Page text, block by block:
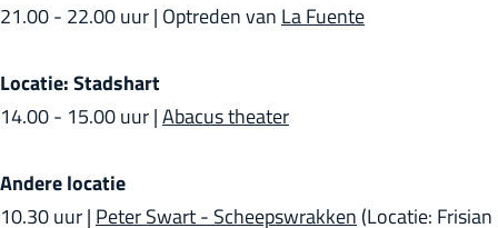
21.00 - 22.00 uur | Optreden van La Fuente
Locatie: Stadshart
14.00 - 15.00 uur |Abacus theater
Andere locatie
10.30 uur | Peter Swart - Scheepswrakken (Locatie: Frisian